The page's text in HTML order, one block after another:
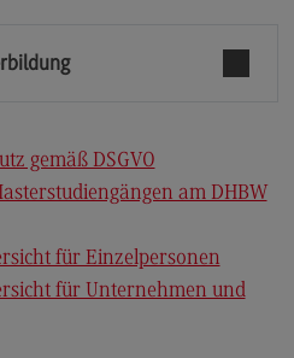
gemäß DSGVO
am DHBW
für Einzelpersonen
für Unternehmen und